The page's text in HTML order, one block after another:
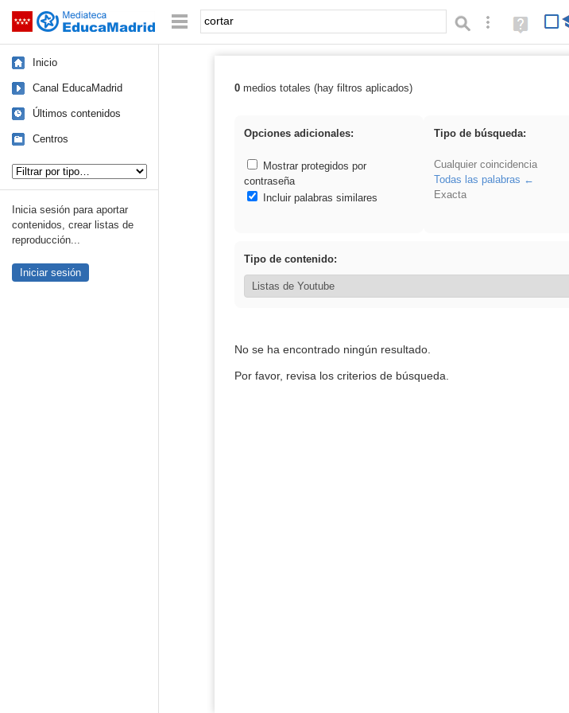
Saltar navegación Palabra o frase: Búsqueda avanzada
Ayuda
(en
Inicio
Canal EducaMadrid
Últimos contenidos
Centros
Inicia sesión para aportar
contenidos, crear listas de
reproducción...
Iniciar sesión
Resultados de: cortar
0medios totales (hay filtros aplicados)
Opciones adicionales:
Mostrar protegidos por
contraseña
Incluir palabras similares
Tipo de búsqueda:
Cualquier coincidencia
Todas las palabras
Exacta
Tipo de contenido:
No se ha encontrado ningún resultado.
Por favor, revisa los criterios de búsqueda.